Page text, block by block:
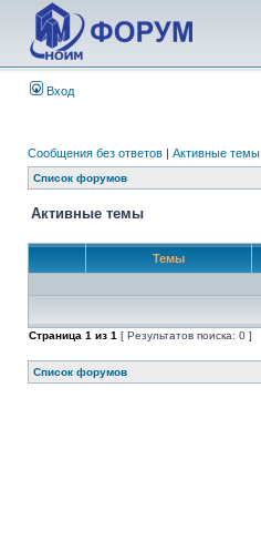
Вход
Сообщения без ответов | Активные темы
Список форумов
Активные темы
Темы
Страница 1 из 1 [ Результатов поиска: 0 ]
Список форумов